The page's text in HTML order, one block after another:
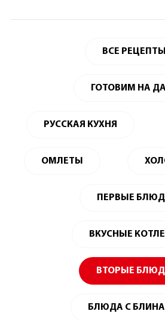
ВСЕ РЕЦЕПТЫ
ГОТОВИМ НА
РУССКАЯ КУХНЯ
ОМЛЕТЫ
ПЕРВЫЕ
ВКУСНЫЕ
ВТОРЫЕ
БЛЮДА С